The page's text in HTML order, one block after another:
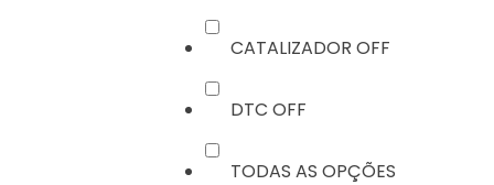
CATALIZADOR OFF
DTC OFF
TODAS AS OPÇÕES